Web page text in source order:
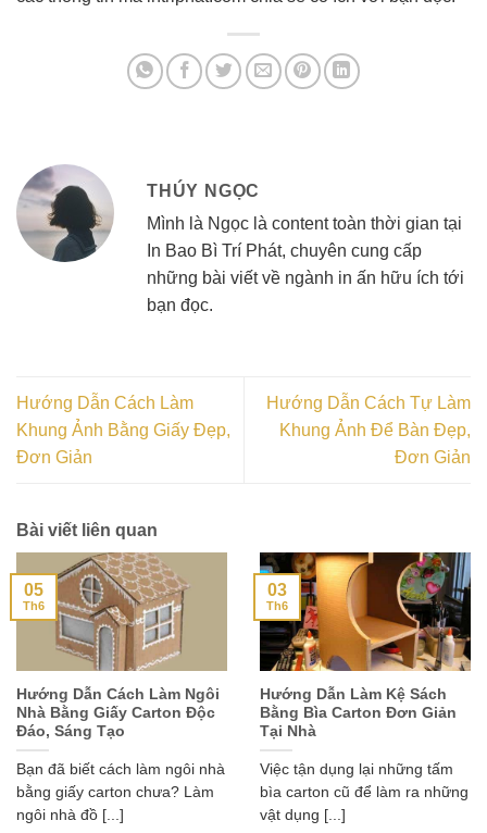
THÚY NGỌC
Mình là Ngọc là content toàn thời gian tại
In Bao Bì Trí Phát, chuyên cung cấp
những bài viết về ngành in ấn hữu ích tới
bạn đọc.
Hướng Dẫn Cách Làm
Khung Ảnh Bằng Giấy Đẹp,
Đơn Giản
Hướng Dẫn Cách Tự Làm
Khung Ảnh Để Bàn Đẹp,
Đơn Giản
Bài viết liên quan
Hướng Dẫn Cách Làm Ngôi
Nhà Bằng Giấy Carton Độc
Đáo, Sáng Tạo
Bạn đã biết cách làm ngôi nhà
bằng giấy carton chưa? Làm
ngôi nhà đồ [...]
05
Th6
Hướng Dẫn Làm Kệ Sách
Bằng Bìa Carton Đơn Giản
Tại Nhà
Việc tận dụng lại những tấm
bìa carton cũ để làm ra những
vật dụng [...]
03
Th6